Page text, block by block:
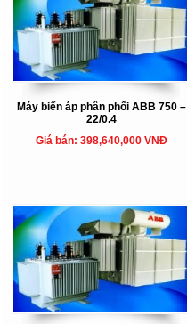
Máy biến áp phân phối ABB 750 –
22/0.4
Giá bán: 398,640,000 VNĐ